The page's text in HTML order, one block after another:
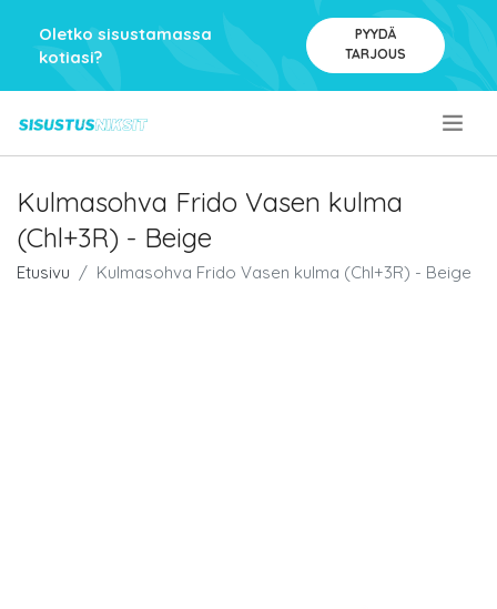
Oletko sisustamassa
kotiasi?
PYYDÄ
TARJOUS
Kulmasohva Frido Vasen kulma
(Chl+3R) - Beige
Etusivu Kulmasohva Frido Vasen kulma (Chl+3R) - Beige